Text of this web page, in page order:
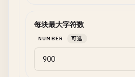
每块最大字符数
NUMBER 可选